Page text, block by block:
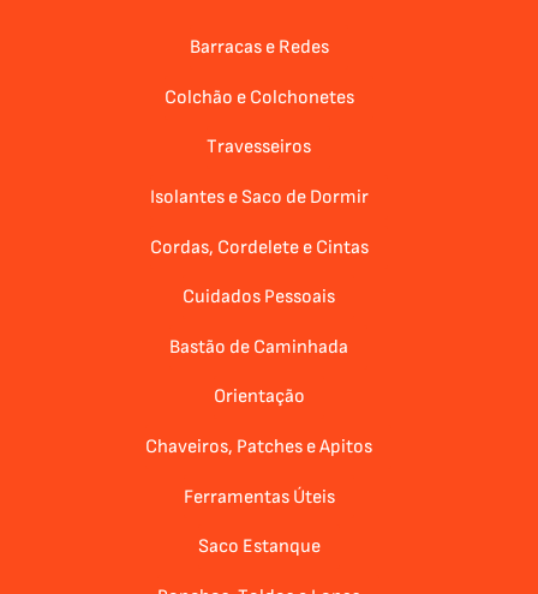
Barracas e Redes
Colchão e Colchonetes
Travesseiros
Isolantes e Saco de Dormir
Cordas, Cordelete e Cintas
Cuidados Pessoais
Bastão de Caminhada
Orientação
Chaveiros, Patches e Apitos
Ferramentas Úteis
Saco Estanque